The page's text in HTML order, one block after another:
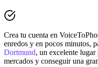
Crea tu cuenta en
enredos y en pocos minutos,
Dortmund, un excelente
mercados y conseguir una